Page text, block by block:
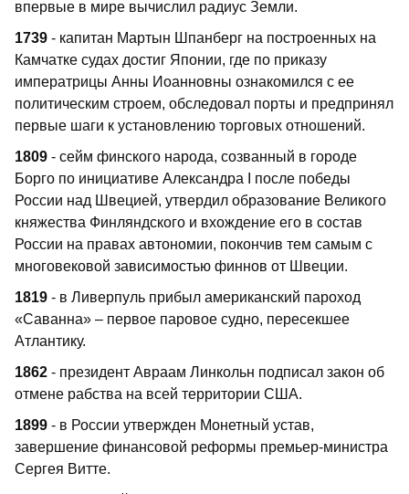
впервые в мире вычислил радиус Земли.
1739 - капитан Мартын Шпанберг на построенных на
Камчатке судах достиг Японии, где по приказу
императрицы Анны Иоанновны ознакомился с ее
политическим строем, обследовал порты и предпринял
первые шаги к установлению торговых отношений.
1809 - сейм финского народа, созванный в городе
Борго по инициативе Александра I после победы
России над Швецией, утвердил образование Великого
княжества Финляндского и вхождение его в состав
России на правах автономии, покончив тем самым с
многовековой зависимостью финнов от Швеции.
1819 - в Ливерпуль прибыл американский пароход
«Саванна» – первое паровое судно, пересекшее
Атлантику.
1862 - президент Авраам Линкольн подписал закон об
отмене рабства на всей территории США.
1899 - в России утвержден Монетный устав,
завершение финансовой реформы премьер-министра
Сергея Витте.